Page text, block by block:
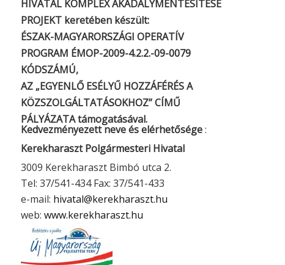
HIVATAL KOMPLEX AKADÁLYMENTESÍTÉSE
PROJEKT keretében készült:
ÉSZAK-MAGYARORSZÁGI OPERATÍV
PROGRAM ÉMOP-2009-4.2.2.-09-0079
KÓDSZÁMÚ,
AZ „EGYENLŐ ESÉLYŰ HOZZÁFÉRÉS A
KÖZSZOLGÁLTATÁSOKHOZ” CÍMŰ
PÁLYÁZATA támogatásával.
Kedvezményezett neve és elérhetősége:
Kerekharaszt Polgármesteri Hivatal
3009 Kerekharaszt Bimbó utca 2.
Tel: 37/541-434 Fax: 37/541-433
e-mail: hivatal@kerekharaszt.hu
web: www.kerekharaszt.hu